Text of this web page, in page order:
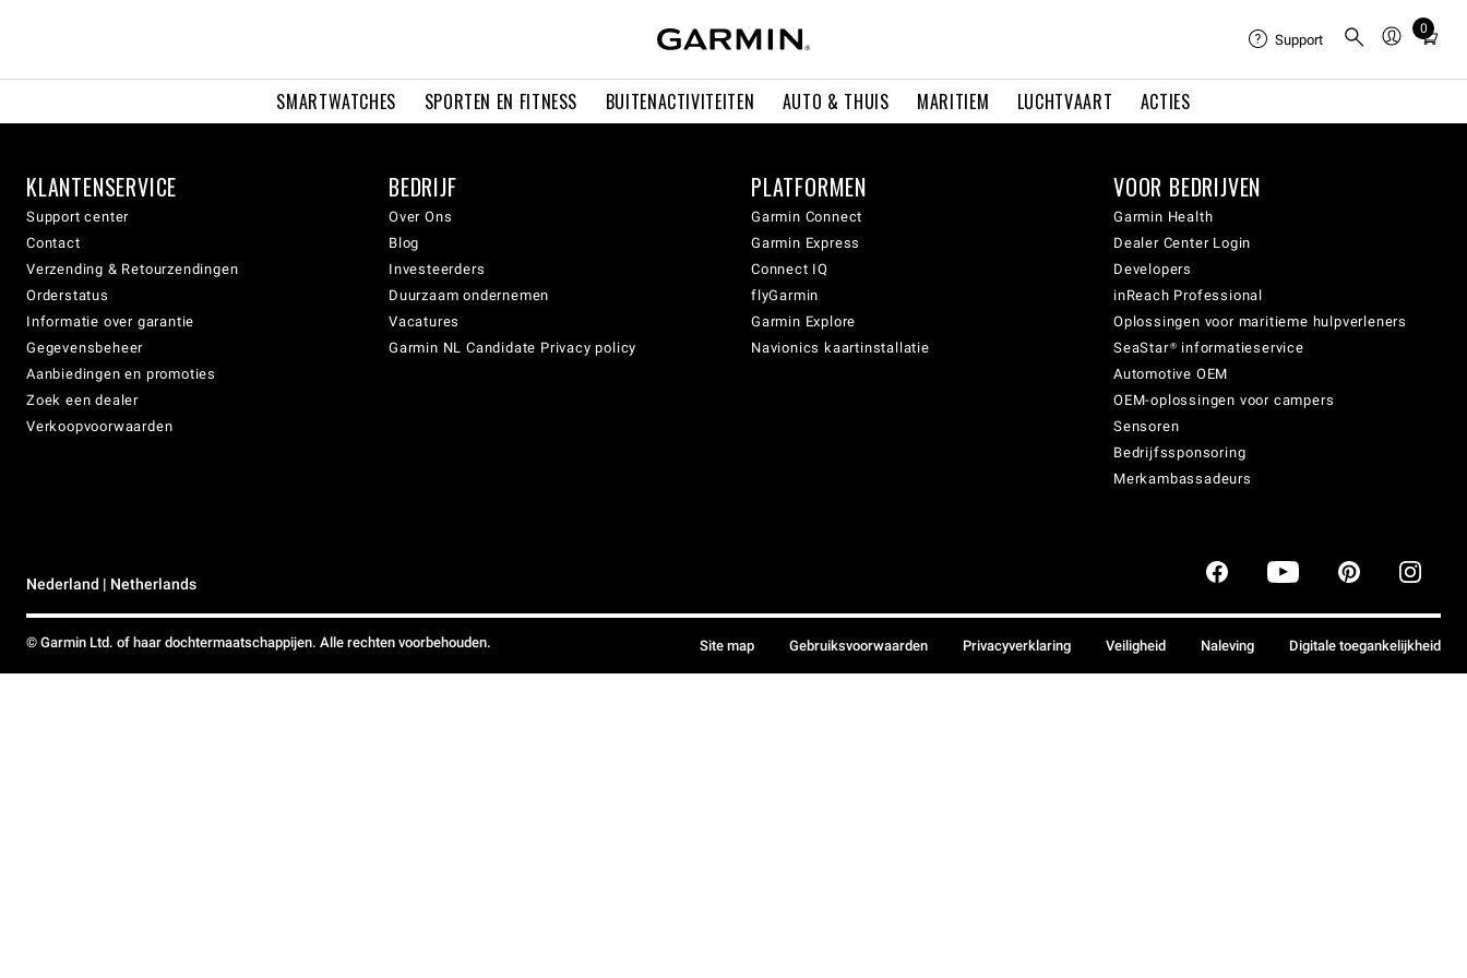
SMARTWATCHES SPORTEN EN FITNESS BUITENACTIVITEITEN AUTO & THUIS MARITIEM LUCHTVAART ACTIES
Support
0
Total
cart:
KLANTENSERVICE
Support center
Contact
Verzending & Retourzendingen
Orderstatus
Informatie over garantie
Gegevensbeheer
Aanbiedingen en promoties
Zoek een dealer
Verkoopvoorwaarden
BEDRIJF
Over Ons
Blog
Investeerders
Duurzaam ondernemen
Vacatures
Garmin NL Candidate Privacy policy
PLATFORMEN
Garmin Connect
Garmin Express
Connect IQ
flyGarmin
Garmin Explore
Navionics kaartinstallatie
VOOR BEDRIJVEN
Garmin Health
Dealer Center Login
Developers
inReach Professional
Oplossingen voor maritieme hulpverleners
SeaStar® informatieservice
Automotive OEM
OEM-oplossingen voor campers
Sensoren
Bedrijfssponsoring
Merkambassadeurs
Nederland | Netherlands
© Garmin Ltd. of haar dochtermaatschappijen. Alle rechten voorbehouden. Site map Gebruiksvoorwaarden Privacyverklaring Veiligheid Naleving Digitale toegankelijkheid